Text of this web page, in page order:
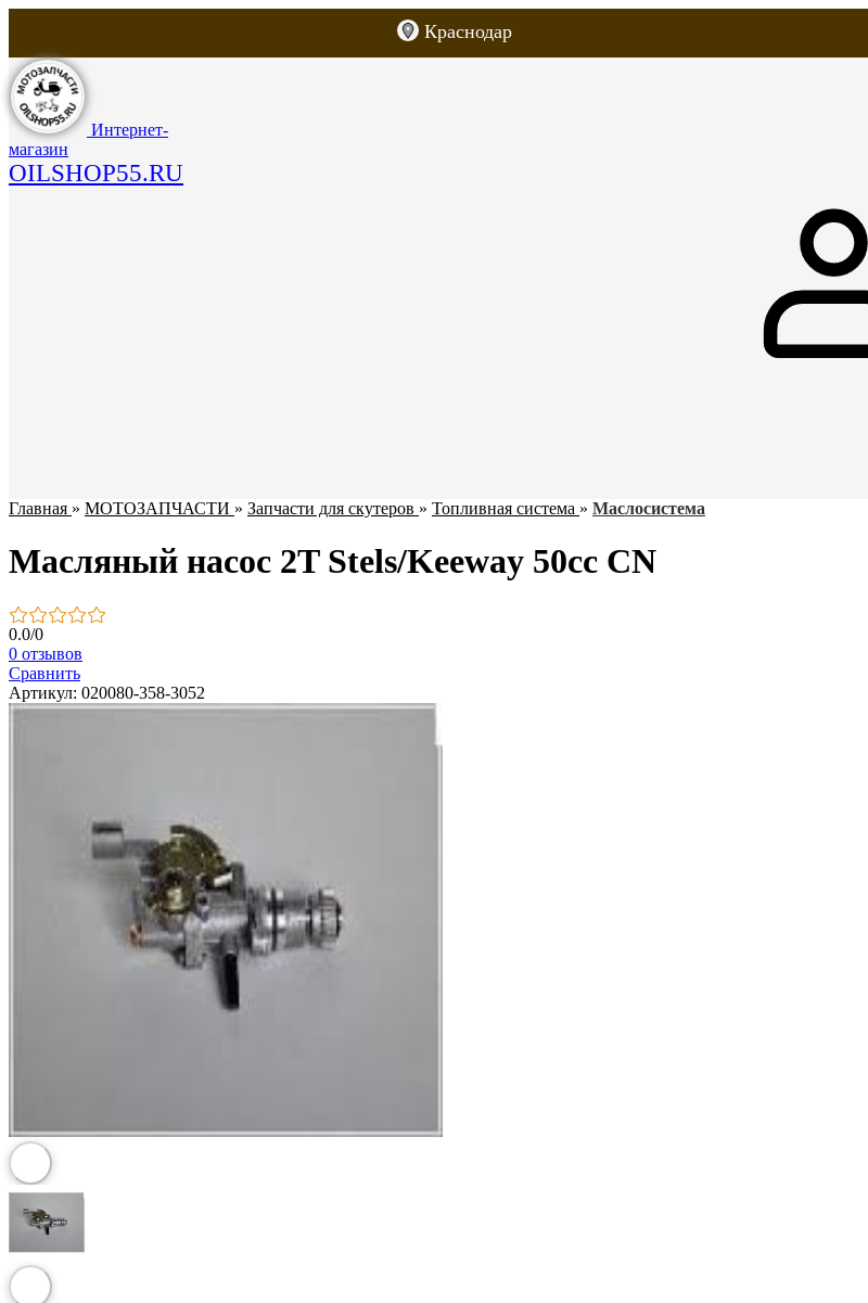
Краснодар
Интернет-
магазин
OILSHOP55.RU
Главная » МОТОЗАПЧАСТИ » Запчасти для скутеров » Топливная система » Маслосистема
Масляный насос 2T Stels/Keeway 50cc CN
0.0/0
0 отзывов
Сравнить
Артикул: 020080-358-3052